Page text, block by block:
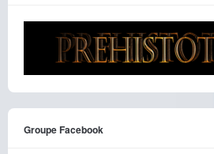
Groupe Facebook